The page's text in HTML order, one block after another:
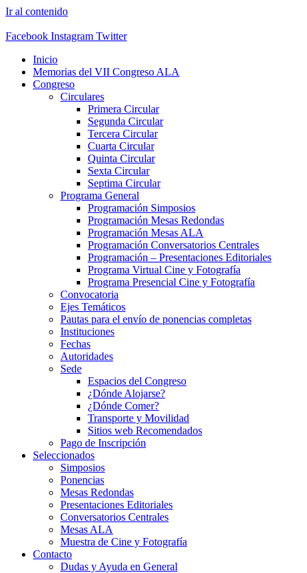
Ir al contenido
Facebook Instagram Twitter
Inicio
Memorias del VII Congreso ALA
Congreso
Circulares
Primera Circular
Segunda Circular
Tercera Circular
Cuarta Circular
Quinta Circular
Sexta Circular
Septima Circular
Programa General
Programación Simposios
Programación Mesas Redondas
Programación Mesas ALA
Programación Conversatorios Centrales
Programación – Presentaciones Editoriales
Programa Virtual Cine y Fotografía
Programa Presencial Cine y Fotografía
Convocatoria
Ejes Temáticos
Pautas para el envío de ponencias completas
Instituciones
Fechas
Autoridades
Sede
Espacios del Congreso
¿Dónde Alojarse?
¿Dónde Comer?
Transporte y Movilidad
Sitios web Recomendados
Pago de Inscripción
Seleccionados
Simposios
Ponencias
Mesas Redondas
Presentaciones Editoriales
Conversatorios Centrales
Mesas ALA
Muestra de Cine y Fotografía
Contacto
Dudas y Ayuda en General